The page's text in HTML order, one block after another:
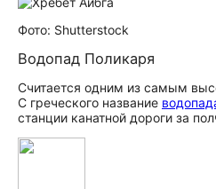
Фото: Shutterstock
Водопад Поликаря
Считается одним из самым
С греческого название
станции канатной дороги за